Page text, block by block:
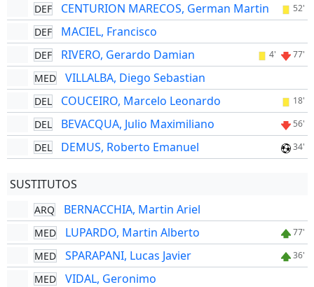
DEF CENTURION MARECOS, German Martin 52'
DEF MACIEL, Francisco
DEF RIVERO, Gerardo Damian 4' 77'
MED VILLALBA, Diego Sebastian
DEL COUCEIRO, Marcelo Leonardo 18'
DEL BEVACQUA, Julio Maximiliano 56'
DEL DEMUS, Roberto Emanuel 34'
SUSTITUTOS
ARQ BERNACCHIA, Martin Ariel
MED LUPARDO, Martin Alberto 77'
MED SPARAPANI, Lucas Javier 36'
MED VIDAL, Geronimo